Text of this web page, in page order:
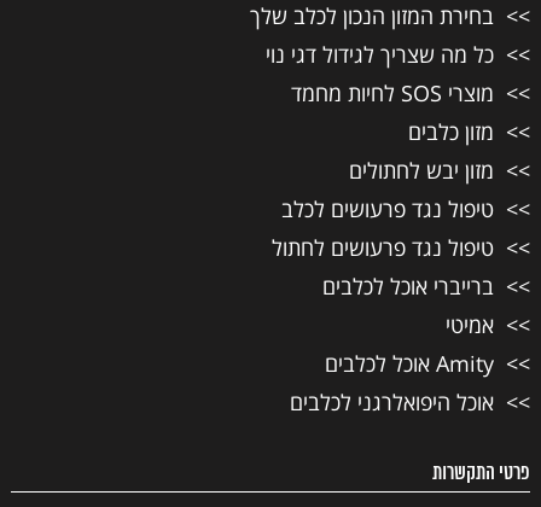
בחירת המזון הנכון לכלב שלך
כל מה שצריך לגידול דגי נוי
מוצרי SOS לחיות מחמד
מזון כלבים
מזון יבש לחתולים
טיפול נגד פרעושים לכלב
טיפול נגד פרעושים לחתול
ברייברי אוכל לכלבים
אמיטי
Amity אוכל לכלבים
אוכל היפואלרגני לכלבים
פרטי התקשרות